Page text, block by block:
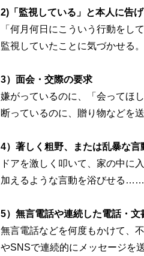
2)「監視している」と本人に告
「何月何日にこういう行動をし
監視していたことに気づかせる
3）面会・交際の要求
嫌がっているのに、「会ってほ
断っているのに、贈り物などを
4）著しく粗野、または乱暴な言
ドアを激しく叩いて、家の中に
加えるような言動を浴びせる……
5）無言電話や連続した電話・
無言電話などを何度もかけて、
やSNSで連続的にメッセージを